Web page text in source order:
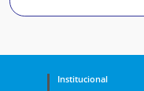
Institucional